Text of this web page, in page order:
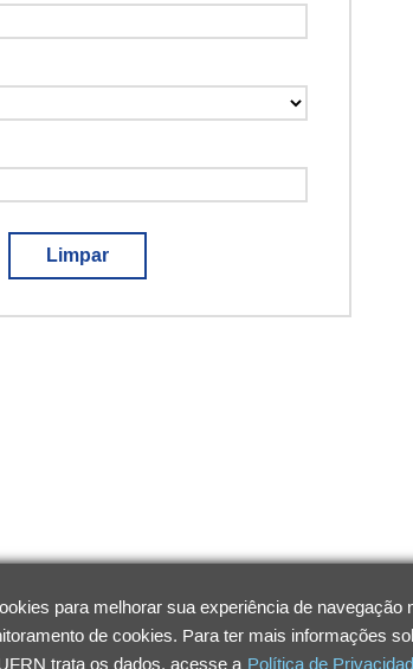
para melhorar sua experiência de
de cookies. Para ter mais informações
trata os dados, acesse a Política de
Limpar